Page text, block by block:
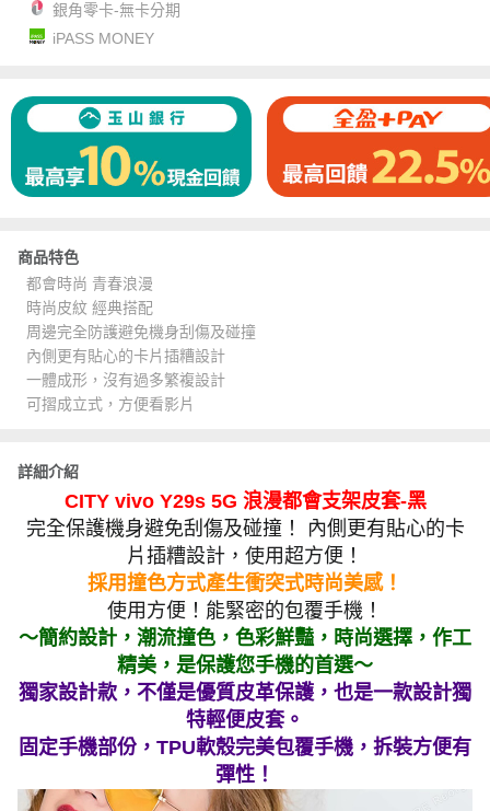
銀角零卡-無卡分期
iPASS MONEY
商品特色
都會時尚 青春浪漫
時尚皮紋 經典搭配
周邊完全防護避免機身刮傷及碰撞
內側更有貼心的卡片插糟設計
一體成形，沒有過多繁複設計
可摺成立式，方便看影片
詳細介紹
CITY vivo Y29s 5G 浪漫都會支架皮套-黑
完全保護機身避免刮傷及碰撞！ 內側更有貼心的卡
片插糟設計，使用超方便！
採用撞色方式產生衝突式時尚美感！
使用方便！能緊密的包覆手機！
～簡約設計，潮流撞色，色彩鮮豔，時尚選擇，作工
精美，是保護您手機的首選～
獨家設計款，不僅是優質皮革保護，也是一款設計獨
特輕便皮套。
固定手機部份，TPU軟殼完美包覆手機，拆裝方便有
彈性！